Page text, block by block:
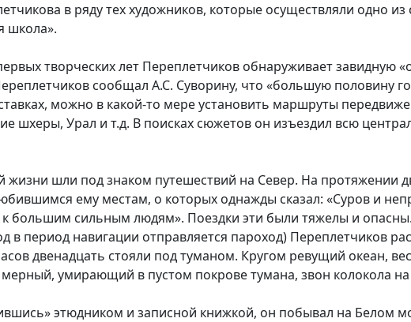
в ряду тех художников, которые осуществляли одно
школа».
творческих лет Переплетчиков обнаруживает завидную
сообщал А.С. Суворину, что «большую половину
можно в какой-то мере установить маршруты
шхеры, Урал и т.д. В поисках сюжетов он изъездил всю
шли под знаком путешествий на Север. На протяжении
ему местам, о которых однажды сказал: «Суров и
к большим сильным людям». Поездки эти были тяжелы и
в период навигации отправляется пароход) Переплетчиков
двенадцать стояли под туманом. Кругом ревущий океан,
умирающий в пустом покрове тумана, звон колокола на
этюдником и записной книжкой, он побывал на Белом